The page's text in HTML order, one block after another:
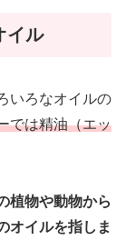
イル
いろなオイルの
では精油（エッ
植物や動物から
オイルを指しま